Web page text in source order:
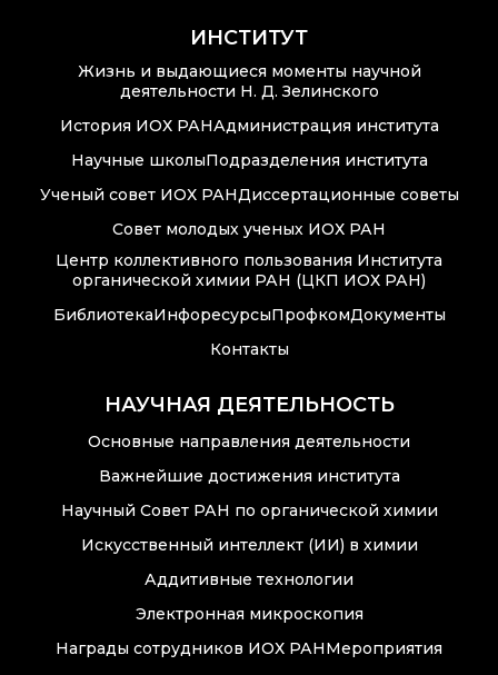
ученых ИОХ РАН
коллективного
пользования
органической химии
РАН (ЦКП ИОХ РАН)
Профком
Документы
Контакты
направления
ИНСТИТУТ
Жизнь и выдающиеся моменты научной
деятельности Н. Д. Зелинского
История ИОХ РАНАдминистрация института
Научные школыПодразделения института
Ученый совет ИОХ РАНДиссертационные советы
Совет молодых ученых ИОХ РАН
Центр коллективного пользования Института
органической химии РАН (ЦКП ИОХ РАН)
БиблиотекаИнфоресурсыПрофкомДокументы
Контакты
НАУЧНАЯ ДЕЯТЕЛЬНОСТЬ
Основные направления деятельности
Важнейшие достижения института
Научный Совет РАН по органической химии
Искусственный интеллект (ИИ) в химии
Аддитивные технологии
Электронная микроскопия
Награды сотрудников ИОХ РАНМероприятия